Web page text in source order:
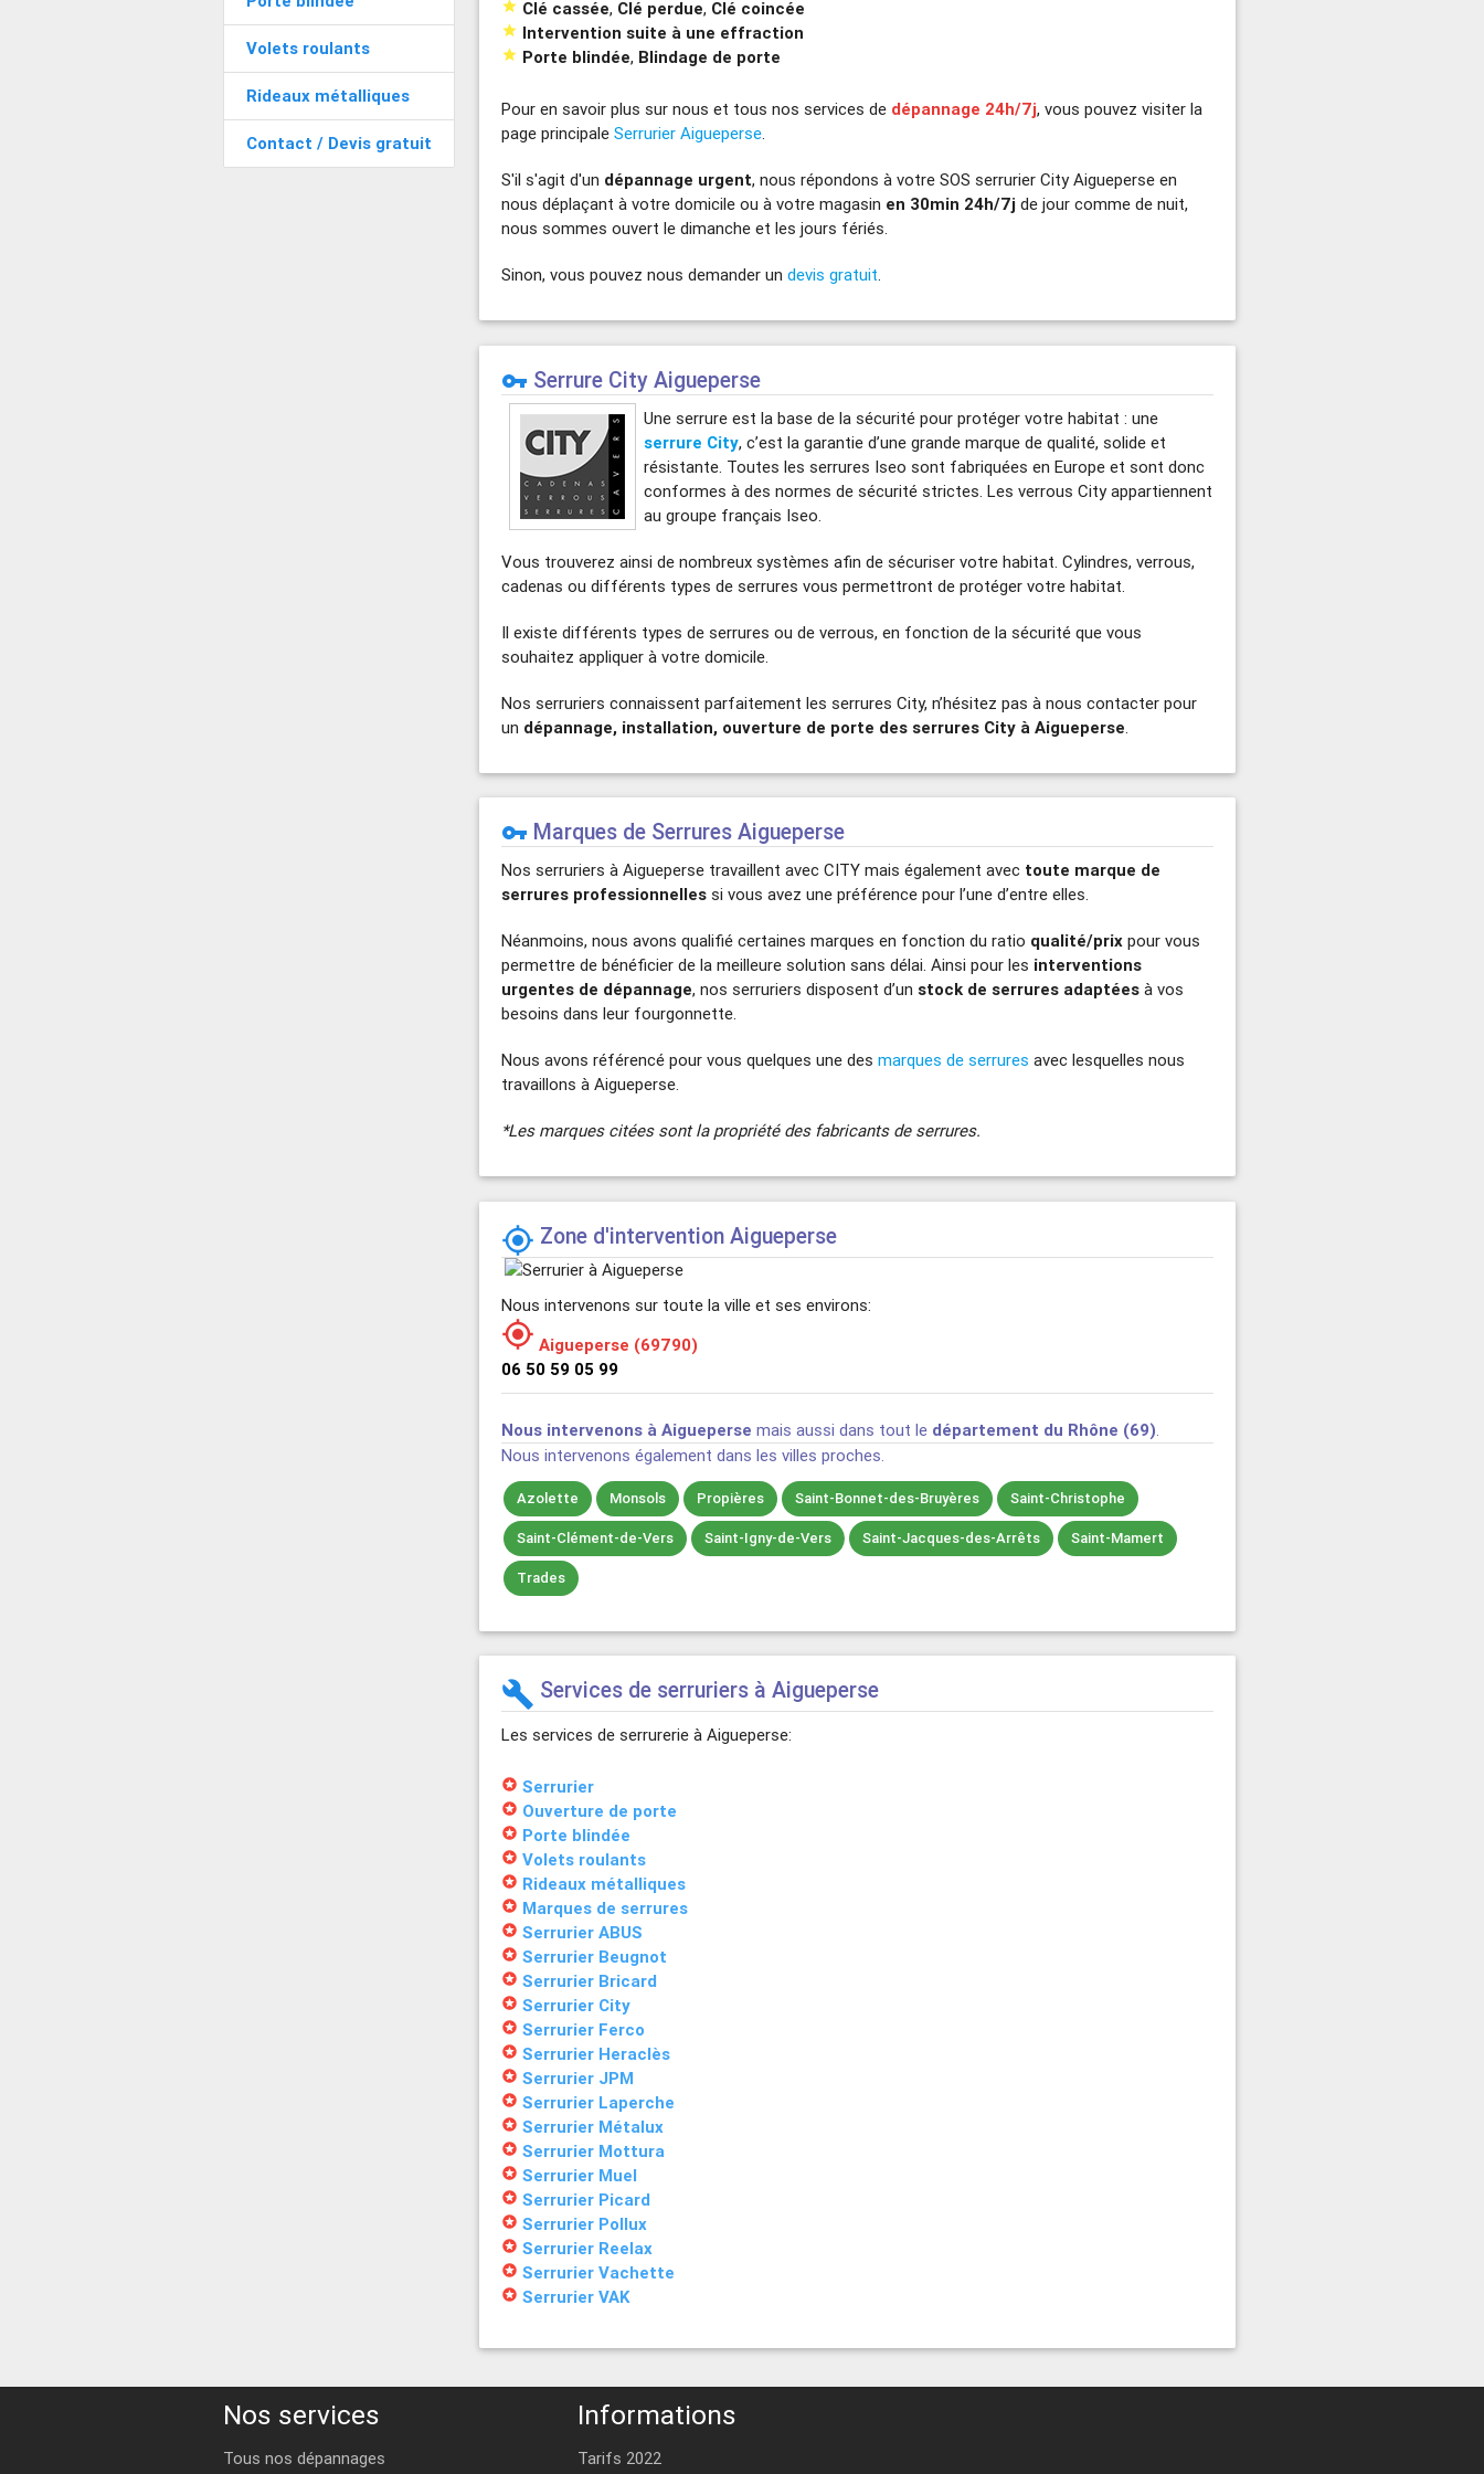
Volets roulants
Rideaux métalliques
Contact / Devis gratuit
 Clé cassée, Clé perdue, Clé coincée
 Intervention suite à une effraction
 Porte blindée, Blindage de porte
Pour en savoir plus sur nous et tous nos services de dépannage 24h/7j, vous pouvez visiter la
page principaleSerrurier Aigueperse.
S'il s'agit d'un dépannage urgent, nous répondons à votre SOS serrurier City Aigueperse en
nous déplaçant à votre domicile ou à votre magasin en 30min 24h/7j de jour comme de nuit,
nous sommes ouvert le dimanche et les jours fériés.
Sinon, vous pouvez nous demander undevis gratuit.
vpn_key Serrure City Aigueperse
Une serrure est la base de la sécurité pour protéger votre habitat : une
serrure City, c’est la garantie d’une grande marque de qualité, solide et
résistante. Toutes les serrures Iseo sont fabriquées en Europe et sont donc
conformes à des normes de sécurité strictes. Les verrous City appartiennent
au groupe français Iseo.
Vous trouverez ainsi de nombreux systèmes afin de sécuriser votre habitat. Cylindres, verrous,
cadenas ou différents types de serrures vous permettront de protéger votre habitat.
Il existe différents types de serrures ou de verrous, en fonction de la sécurité que vous
souhaitez appliquer à votre domicile.
Nos serruriers connaissent parfaitement les serrures City, n’hésitez pas à nous contacter pour
un dépannage, installation, ouverture de porte des serrures City à Aigueperse
vpn_key Marques de Serrures Aigueperse
Nos serruriers à Aigueperse travaillent avec CITY mais également avec toute marque de
serrures professionnelles si vous avez une préférence pour l’une d’entre elles.
Néanmoins, nous avons qualifié certaines marques en fonction du ratio qualité/prix pour vous
permettre de bénéficier de la meilleure solution sans délai. Ainsi pour les interventions
urgentes de dépannage, nos serruriers disposent d’unstock de serrures adaptées à vos
besoins dans leur fourgonnette.
Nous avons référencé pour vous quelques une desmarques de serrures avec lesquelles nous
travaillons à Aigueperse.
*Les marques citées sont la propriété des fabricants de serrures.
 Zone d'intervention Aigueperse
Nous intervenons sur toute la ville et ses environs:
 Aigueperse (69790)
06 50 59 05 99
Nous intervenons à Aigueperse mais aussi dans tout le département du Rhône (69)
Nous intervenons également dans les villes proches.
Azolette Monsols Propières Saint-Bonnet-des-Bruyères Saint-Christophe
Saint-Clément-de-Vers Saint-Igny-de-Vers Saint-Jacques-des-Arrêts Saint-Mamert
Trades
build Services de serruriers à Aigueperse
Les services de serrurerie à Aigueperse:
stars Serrurier
stars Ouverture de porte
stars Porte blindée
stars Volets roulants
stars Rideaux métalliques
stars Marques de serrures
stars Serrurier ABUS
stars Serrurier Beugnot
stars Serrurier Bricard
stars Serrurier City
stars Serrurier Ferco
stars Serrurier Heraclès
stars Serrurier JPM
stars Serrurier Laperche
stars Serrurier Métalux
stars Serrurier Mottura
stars Serrurier Muel
stars Serrurier Picard
stars Serrurier Pollux
stars Serrurier Reelax
stars Serrurier Vachette
stars Serrurier VAK
Nos services
Tous nos dépannages
Informations
Tarifs 2022